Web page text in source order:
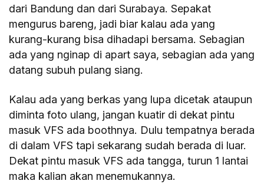
dari Bandung dan dari Surabaya. Sepakat
mengurus bareng, jadi biar kalau ada yang
kurang-kurang bisa dihadapi bersama. Sebagian
ada yang nginap di apart saya, sebagian ada yang
datang subuh pulang siang.
Kalau ada yang berkas yang lupa dicetak ataupun
diminta foto ulang, jangan kuatir di dekat pintu
masuk VFS ada boothnya. Dulu tempatnya berada
di dalam VFS tapi sekarang sudah berada di luar.
Dekat pintu masuk VFS ada tangga, turun 1 lantai
maka kalian akan menemukannya.